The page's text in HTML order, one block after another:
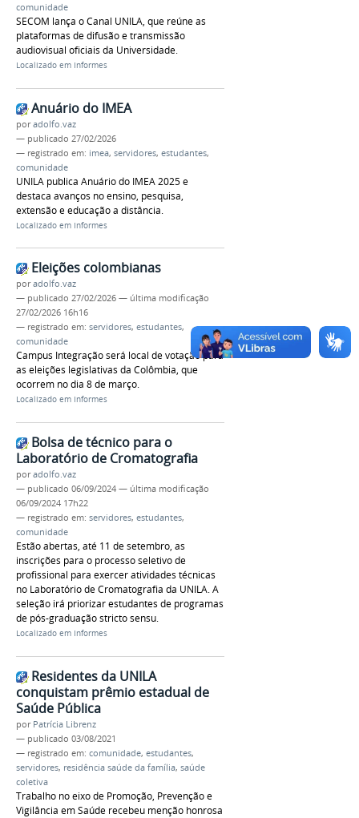
comunidade
SECOM lança o Canal UNILA, que reúne as
plataformas de difusão e transmissão
audiovisual oficiais da Universidade.
Localizado em Informes
Anuário do IMEA
poradolfo.vaz
— publicado 27/02/2026
— registrado em: imea, servidores, estudantes,
comunidade
UNILA publica Anuário do IMEA 2025 e
destaca avanços no ensino, pesquisa,
extensão e educação a distância.
Localizado em Informes
Eleições colombianas
poradolfo.vaz
— publicado 27/02/2026 — última modificação
27/02/2026 16h16
— registrado em: servidores, estudantes,
comunidade
Campus Integração será local de votação para
as eleições legislativas da Colômbia, que
ocorrem no dia 8 de março.
Localizado em Informes
Bolsa de técnico para o
Laboratório de Cromatografia
poradolfo.vaz
— publicado 06/09/2024 — última modificação
06/09/2024 17h22
— registrado em: servidores, estudantes,
comunidade
Estão abertas, até 11 de setembro, as
inscrições para o processo seletivo de
profissional para exercer atividades técnicas
no Laboratório de Cromatografia da UNILA. A
seleção irá priorizar estudantes de programas
de pós-graduação stricto sensu.
Localizado em Informes
Residentes da UNILA
conquistam prêmio estadual de
Saúde Pública
por Patrícia Librenz
— publicado 03/08/2021
— registrado em: comunidade, estudantes,
servidores, residência saúde da família, saúde
coletiva
Trabalho no eixo de Promoção, Prevenção e
Vigilância em Saúde recebeu menção honrosa